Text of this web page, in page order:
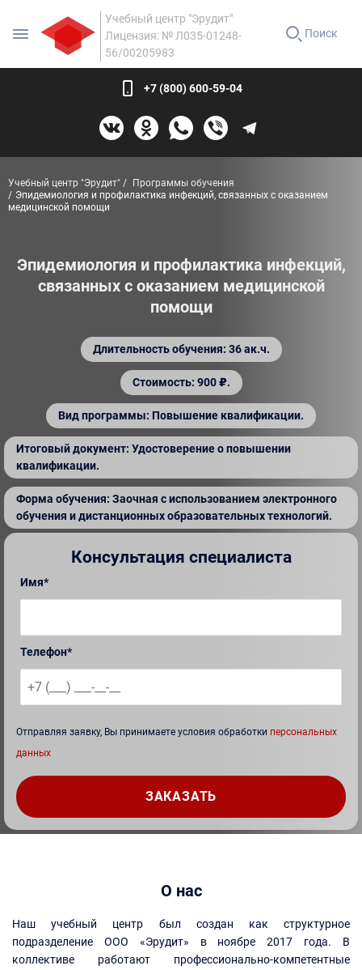
Учебный центр "Эрудит"
Лицензия: № Л035-01248-
56/00205983
Поиск
+7 (800) 600-59-04
Учебный центр "Эрудит"
Программы обучения
Эпидемиология и профилактика инфекций, связанных с оказанием
медицинской помощи
Эпидемиология и профилактика инфекций,
связанных с оказанием медицинской
помощи
Длительность обучения: 36 ак.ч.
Стоимость: 900 ₽.
Вид программы: Повышение квалификации.
Итоговый документ: Удостоверение о повышении
квалификации.
Форма обучения: Заочная с использованием электронного
обучения и дистанционных образовательных технологий.
Консультация специалиста
Имя*
Телефон*
Отправляя заявку, Вы принимаете условия обработки персональных
данных
О нас
Наш учебный центр был создан как структурное
подразделение ООО «Эрудит» в ноябре 2017 года. В
коллективе работают профессионально-компетентные